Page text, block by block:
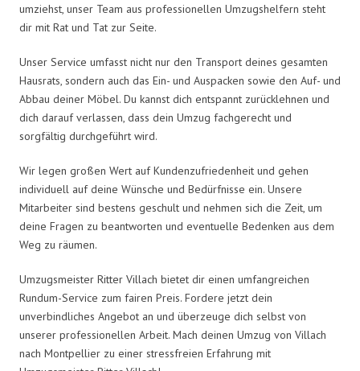
umziehst, unser Team aus professionellen Umzugshelfern steht
dir mit Rat und Tat zur Seite.
Unser Service umfasst nicht nur den Transport deines gesamten
Hausrats, sondern auch das Ein- und Auspacken sowie den Auf- und
Abbau deiner Möbel. Du kannst dich entspannt zurücklehnen und
dich darauf verlassen, dass dein Umzug fachgerecht und
sorgfältig durchgeführt wird.
Wir legen großen Wert auf Kundenzufriedenheit und gehen
individuell auf deine Wünsche und Bedürfnisse ein. Unsere
Mitarbeiter sind bestens geschult und nehmen sich die Zeit, um
deine Fragen zu beantworten und eventuelle Bedenken aus dem
Weg zu räumen.
Umzugsmeister Ritter Villach bietet dir einen umfangreichen
Rundum-Service zum fairen Preis. Fordere jetzt dein
unverbindliches Angebot an und überzeuge dich selbst von
unserer professionellen Arbeit. Mach deinen Umzug von Villach
nach Montpellier zu einer stressfreien Erfahrung mit